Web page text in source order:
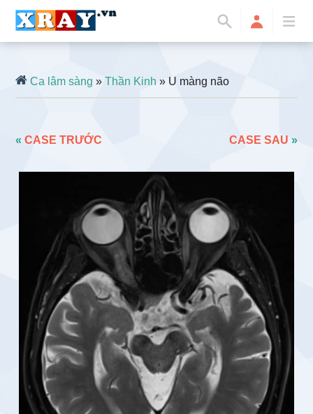
Ca lâm sàng »Thần Kinh » U màng não
«CASE TRƯỚC CASE SAU »